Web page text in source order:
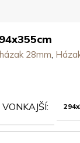
28mm